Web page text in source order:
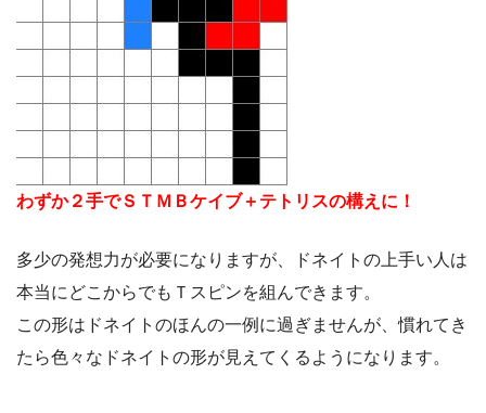
わずか２手でＳＴＭＢケイブ＋テトリスの構えに！
多少の発想力が必要になりますが、ドネイトの上手い人は
本当にどこからでもＴスピンを組んできます。
この形はドネイトのほんの一例に過ぎませんが、慣れてき
たら色々なドネイトの形が見えてくるようになります。